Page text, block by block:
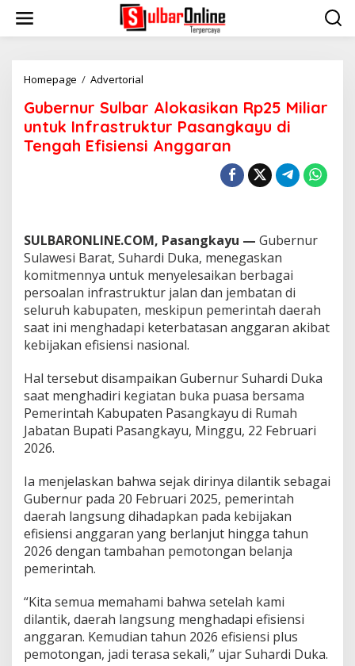
i
Homepage / Advertorial
b
e
r
n
b
r
A
l
o
k
a
s
k
a
n
R
p
M
i
l
i
a
r
u
k
I
n
Gubernur Sulbar Alokasikan Rp25 Miliar
untuk Infrastruktur Pasangkayu di
Tengah Efisiensi Anggaran
SULBARONLINE.COM, Pasangkayu — Gubernur
Sulawesi Barat, Suhardi Duka, menegaskan
komitmennya untuk menyelesaikan berbagai
persoalan infrastruktur jalan dan jembatan di
seluruh kabupaten, meskipun pemerintah daerah
saat ini menghadapi keterbatasan anggaran akibat
kebijakan efisiensi nasional.
Hal tersebut disampaikan Gubernur Suhardi Duka
saat menghadiri kegiatan buka puasa bersama
Pemerintah Kabupaten Pasangkayu di Rumah
Jabatan Bupati Pasangkayu, Minggu, 22 Februari
2026.
Ia menjelaskan bahwa sejak dirinya dilantik sebagai
Gubernur pada 20 Februari 2025, pemerintah
daerah langsung dihadapkan pada kebijakan
efisiensi anggaran yang berlanjut hingga tahun
2026 dengan tambahan pemotongan belanja
pemerintah.
“Kita semua memahami bahwa setelah kami
dilantik, daerah langsung menghadapi efisiensi
anggaran. Kemudian tahun 2026 efisiensi plus
pemotongan, jadi terasa sekali,” ujar Suhardi Duka.